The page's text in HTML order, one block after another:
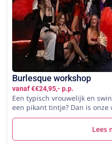
Burlesque workshop
vanaf €€24,95,- p.p.
Een typisch vrouwelijk en
een pikant tintje? Dan is
Lees